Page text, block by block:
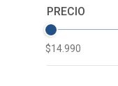
120
60
$14.990